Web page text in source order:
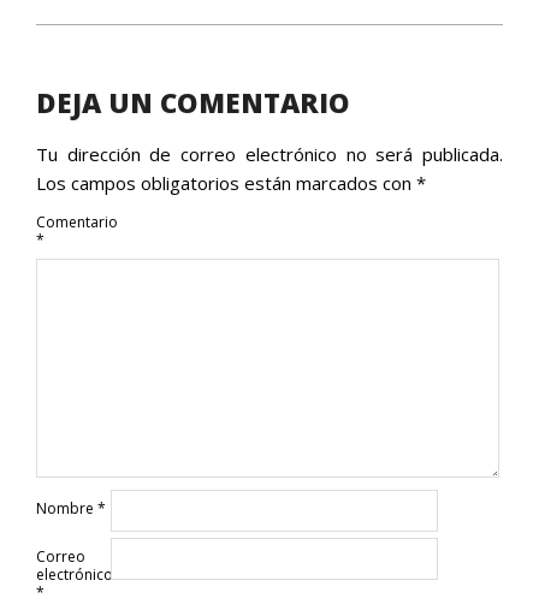
14
DEJA UN COMENTARIO
Tu dirección de correo electrónico no será publicada.
Los campos obligatorios están marcados con *
Comentario
*
Nombre *
Correo
electrónico
*